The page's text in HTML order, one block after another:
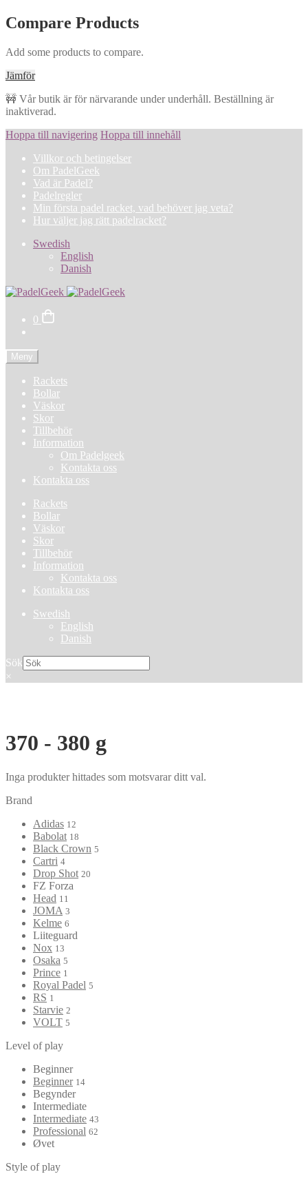
Compare Products
Add some products to compare.
Jämför
🚧 Vår butik är för närvarande under underhåll. Beställning är
inaktiverad.
Hoppa till navigering Hoppa till innehåll
Villkor och betingelser
Om PadelGeek
Vad är Padel?
Padelregler
Min första padel racket, vad behöver jag veta?
Hur väljer jag rätt padelracket?
Swedish
English
Danish
0
Meny
Rackets
Bollar
Väskor
Skor
Tillbehör
Information
Om Padelgeek
Kontakta oss
Kontakta oss
Rackets
Bollar
Väskor
Skor
Tillbehör
Information
Kontakta oss
Kontakta oss
Swedish
English
Danish
Sök
×
370 - 380 g
Inga produkter hittades som motsvarar ditt val.
Brand
Adidas 12
Babolat 18
Black Crown 5
Cartri 4
Drop Shot 20
FZ Forza
Head 11
JOMA 3
Kelme 6
Liiteguard
Nox 13
Osaka 5
Prince 1
Royal Padel 5
RS 1
Starvie 2
VOLT 5
Level of play
Beginner
Beginner 14
Begynder
Intermediate
Intermediate 43
Professional 62
Øvet
Style of play